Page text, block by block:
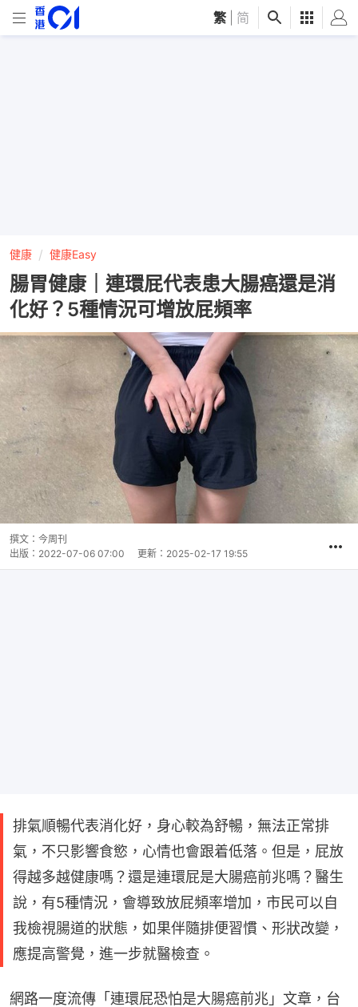
繁 简
健康 健康Easy
腸胃健康｜連環屁代表患大腸癌還是消
化好？5種情況可增放屁頻率
撰文： 今周刊
出版： 2022-07-06 07:00 更新： 2025-02-17 19:55
排氣順暢代表消化好，身心較為舒暢，無法正常排
氣，不只影響食慾，心情也會跟着低落。但是，屁放
得越多越健康嗎？還是連環屁是大腸癌前兆嗎？醫生
說，有5種情況，會導致放屁頻率增加，市民可以自
我檢視腸道的狀態，如果伴隨排便習慣、形狀改變，
應提高警覺，進一步就醫檢查。
網路一度流傳「連環屁恐怕是大腸癌前兆」文章，台